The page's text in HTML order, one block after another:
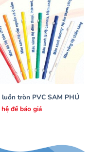
luồn tròn PVC SAM PHÚ
để báo giá